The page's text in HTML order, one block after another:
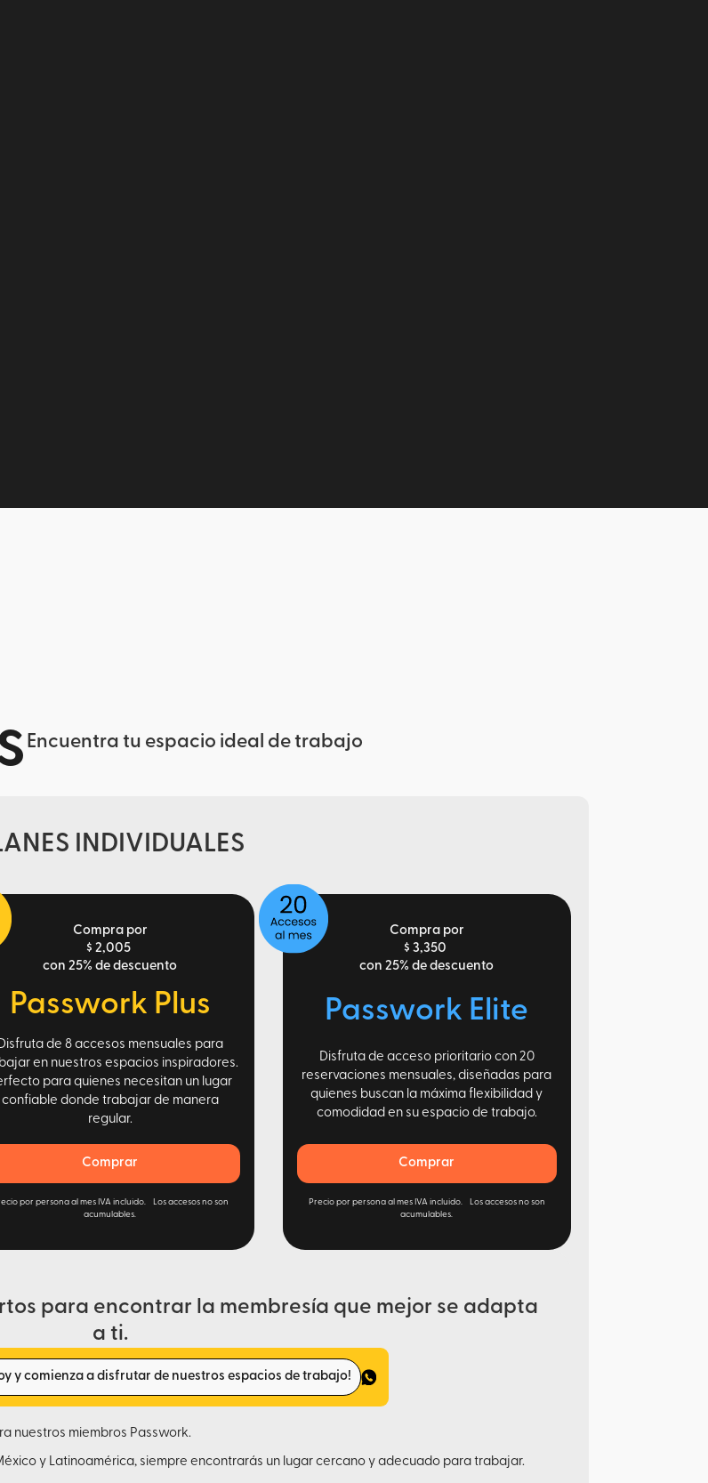
Encuentra tu espacio ideal de trabajo
INDIVIDUALES
Compra por
$ 2,005
con 25% de descuento
Passwork Plus
de 8 accesos mensuales para
en nuestros espacios inspiradores.
para quienes necesitan un lugar
confiable donde trabajar de manera
regular.
Comprar
por persona al mes IVA incluido. Los accesos no son
acumulables.
Compra por
$ 3,350
con 25% de descuento
Passwork Elite
Disfruta de acceso prioritario con 20
reservaciones mensuales, diseñadas para
quienes buscan la máxima flexibilidad y
comodidad en su espacio de trabajo.
Comprar
Precio por persona al mes IVA incluido. Los accesos no son
acumulables.
para encontrar la membresía que mejor se adapta
a ti.
y comienza a disfrutar de nuestros espacios de trabajo!
nuestros miembros Passwork.
y Latinoamérica, siempre encontrarás un lugar cercano y adecuado para trabajar.